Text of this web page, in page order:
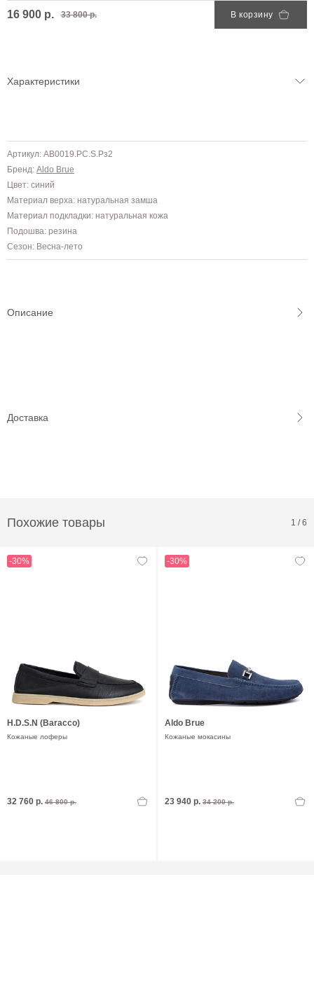
16 900 р. 33 800 р. В корзину
Характеристики
Артикул: AB0019.PC.S.Pз2
Бренд: Aldo Brue
Цвет: синий
Материал верха: натуральная замша
Материал подкладки: натуральная кожа
Подошва: резина
Сезон: Весна-лето
Описание
Доставка
Похожие товары 1 /6
-30%
H.D.S.N (Baracco)
Кожаные лоферы
32 760 р. 46 800 р.
-30%
Aldo Brue
Кожаные мокасины
23 940 р. 34 200 р.